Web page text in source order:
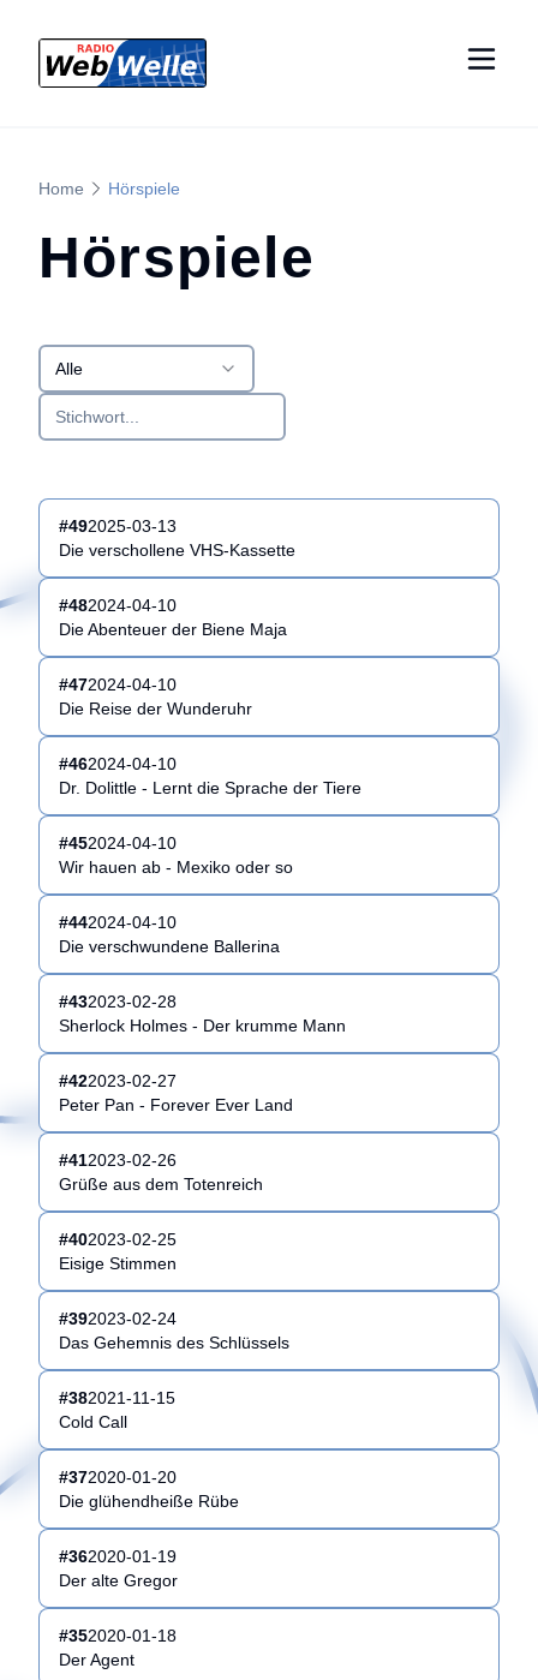
Home Hörspiele
Hörspiele
Alle
#492025-03-13
Die verschollene VHS-Kassette
#482024-04-10
Die Abenteuer der Biene Maja
#472024-04-10
Die Reise der Wunderuhr
#462024-04-10
Dr. Dolittle - Lernt die Sprache der Tiere
#452024-04-10
Wir hauen ab - Mexiko oder so
#442024-04-10
Die verschwundene Ballerina
#432023-02-28
Sherlock Holmes - Der krumme Mann
#422023-02-27
Peter Pan - Forever Ever Land
#412023-02-26
Grüße aus dem Totenreich
#402023-02-25
Eisige Stimmen
#392023-02-24
Das Gehemnis des Schlüssels
#382021-11-15
Cold Call
#372020-01-20
Die glühendheiße Rübe
#362020-01-19
Der alte Gregor
#352020-01-18
Der Agent